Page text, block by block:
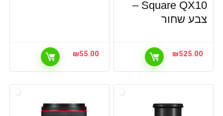
Square QX10 –
צבע שחור
₪525.00
₪55.00